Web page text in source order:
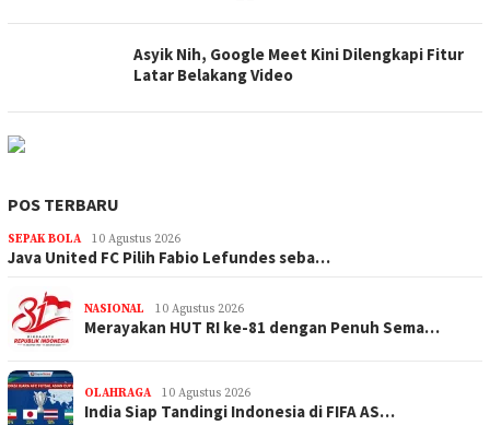
Asyik Nih, Google Meet Kini Dilengkapi Fitur
Latar Belakang Video
POS TERBARU
SEPAK BOLA 10 Agustus 2026
Java United FC Pilih Fabio Lefundes seba…
NASIONAL 10 Agustus 2026
Merayakan HUT RI ke-81 dengan Penuh Sema…
OLAHRAGA 10 Agustus 2026
India Siap Tandingi Indonesia di FIFA AS…